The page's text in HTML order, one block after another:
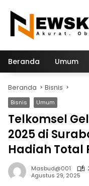
konten
Beranda Umum
Beranda Bisnis
Bisnis Umum
Telkomsel
2025 di
Hadiah Total
Masbud@001
Agustus 29, 2025